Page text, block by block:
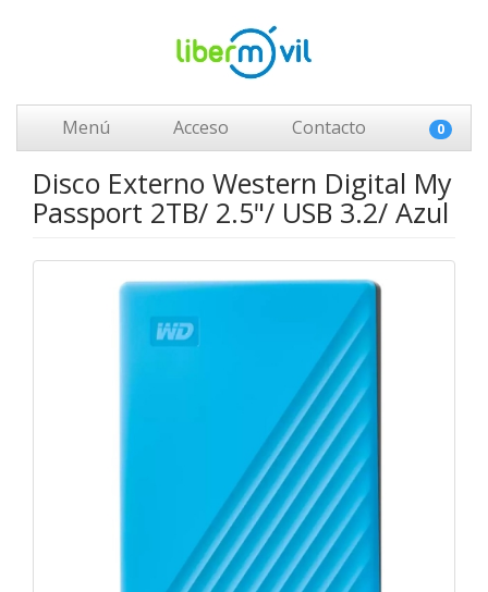
Menú Acceso Contacto 0
Disco Externo Western Digital My
Passport 2TB/ 2.5"/ USB 3.2/ Azul